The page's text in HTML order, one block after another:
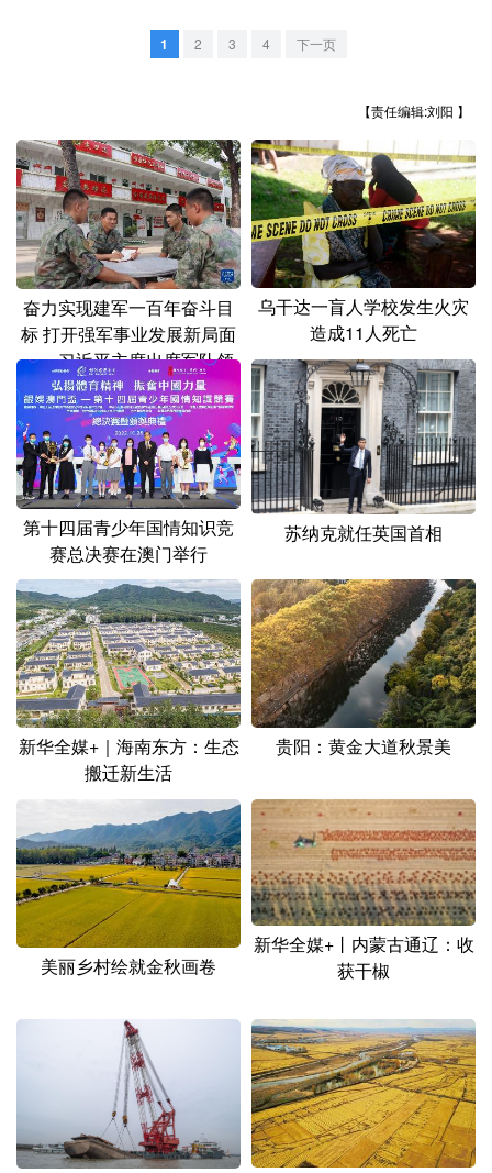
天津 河北
江苏
浙江 安徽 福建 江西
山东 河南 湖北 湖南
广东 广西 海南 重庆
四川 贵州 云南 西藏
陕西 甘肃 青海 宁夏
新疆 内蒙古 黑龙江
多语种频道
English Español Français عربى
Русский язык
Deutsch Português
1 2 3 4 下一页
【责任编辑:刘阳 】
奋力实现建军一百年奋斗目
标 打开强军事业发展新局面
——习近平主席出席军队领
导干部会议时发表的重要讲
话在全军部队引起强烈反响
乌干达一盲人学校发生火灾
造成11人死亡
第十四届青少年国情知识竞
赛总决赛在澳门举行
苏纳克就任英国首相
新华全媒+｜海南东方：生态
搬迁新生活
贵阳：黄金大道秋景美
美丽乡村绘就金秋画卷
新华全媒+丨内蒙古通辽：收
获干椒